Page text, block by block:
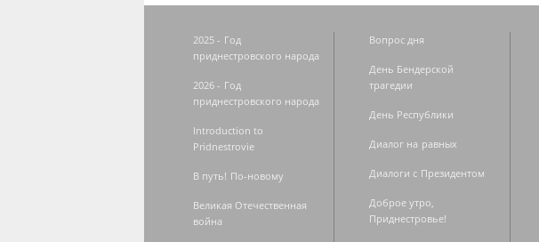
2025 - Год
приднестровского народа
2026 - Год
приднестровского народа
Introduction to
Pridnestrovie
В путь! По-новому
Великая Отечественная
война
Вопрос дня
День Бендерской
трагедии
День Республики
Диалог на равных
Диалоги с Президентом
Доброе утро,
Приднестровье!